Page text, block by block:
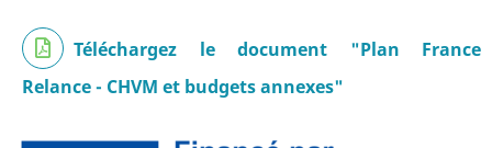
Téléchargez le document "Plan France
Relance - CHVM et budgets annexes"